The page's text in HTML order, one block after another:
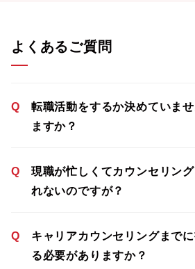
よくあるご質問
Q
転職活動をするか決めていま
ますか？
Q
現職が忙しくてカウンセリン
れないのですが？
Q
キャリアカウンセリングまで
る必要がありますか？